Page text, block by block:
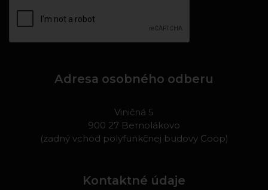
Adresa osobného odberu
Viničná 5
900 27 Bernolákovo
(zadný vchod polyfunkčnej budovy Coop)
Kontaktné údaje